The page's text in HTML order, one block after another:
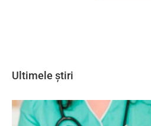
Ultimele știri